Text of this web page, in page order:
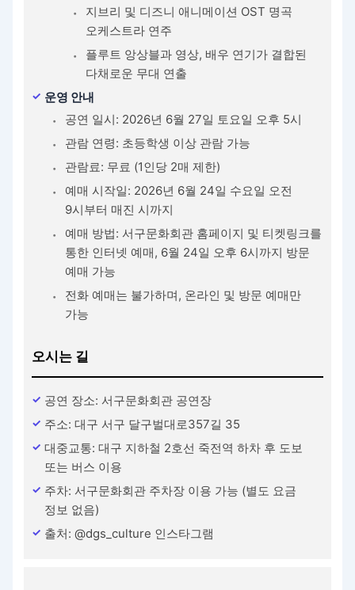
지브리 및 디즈니 애니메이션 OST 명곡
오케스트라 연주
플루트 앙상블과 영상, 배우 연기가 결합된
다채로운 무대 연출
운영 안내
공연 일시: 2026년 6월 27일 토요일 오후 5시
관람 연령: 초등학생 이상 관람 가능
관람료: 무료 (1인당 2매 제한)
예매 시작일: 2026년 6월 24일 수요일 오전
9시부터 매진 시까지
예매 방법: 서구문화회관 홈페이지 및 티켓링크를
통한 인터넷 예매, 6월 24일 오후 6시까지 방문
예매 가능
전화 예매는 불가하며, 온라인 및 방문 예매만
가능
오시는 길
공연 장소: 서구문화회관 공연장
주소: 대구 서구 달구벌대로357길 35
대중교통: 대구 지하철 2호선 죽전역 하차 후 도보
또는 버스 이용
주차: 서구문화회관 주차장 이용 가능 (별도 요금
정보 없음)
출처: @dgs_culture 인스타그램